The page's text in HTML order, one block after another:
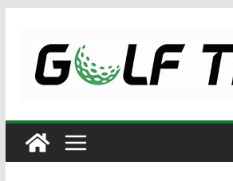
content